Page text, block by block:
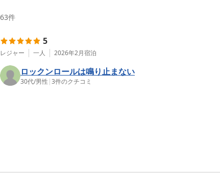
63件
5
レジャー 一人 2026年2月宿泊
ロックンロールは鳴り止まない
30代/男性 |3件のクチコミ